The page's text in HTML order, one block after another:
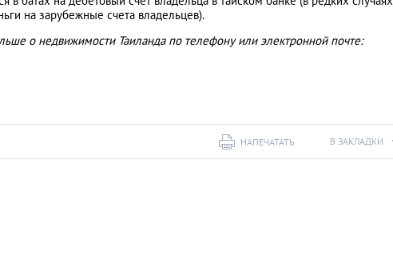
на зарубежные счета владельцев).
о недвижимости Таиланда по телефону или электронной почте:
В ЗАКЛАДКИ
НАПЕЧАТАТЬ